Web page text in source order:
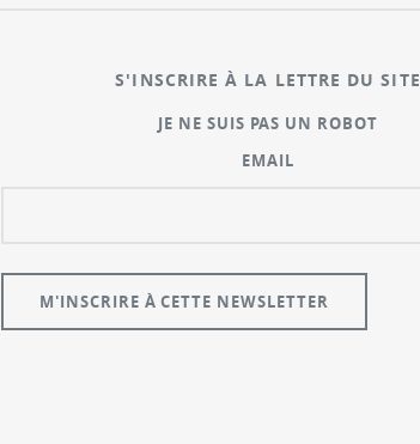
S'INSCRIRE À LA LETTRE DU SITE
JE NE SUIS PAS UN ROBOT
EMAIL